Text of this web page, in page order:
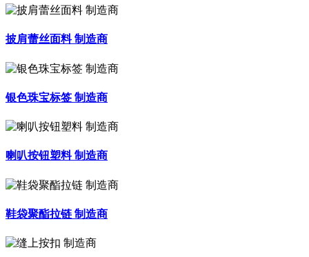
披肩蕾丝面料 制造商
银色珠宝标签 制造商
喇叭按钮塑料 制造商
鞋袋聚酯拉链 制造商